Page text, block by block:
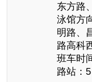
东方路
泳馆方
明路、
路高科
班车时
路站：